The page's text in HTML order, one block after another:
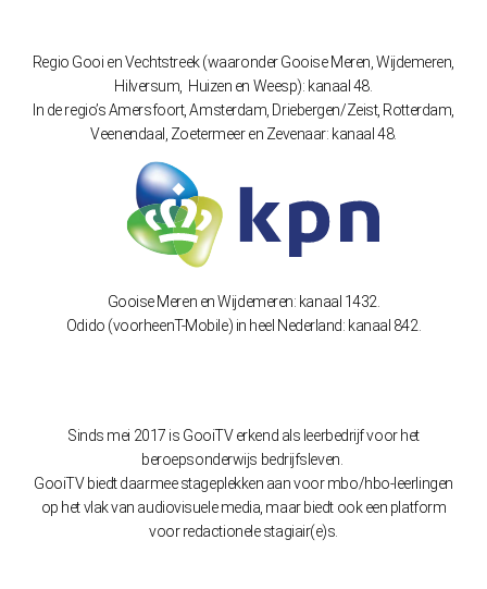
Regio Gooi en Vechtstreek (waaronder Gooise Meren, Wijdemeren,
Hilversum, Huizen en Weesp): kanaal 48.
In de regio’s Amersfoort, Amsterdam, Driebergen/Zeist, Rotterdam,
Veenendaal, Zoetermeer en Zevenaar: kanaal 48.
Gooise Meren en Wijdemeren: kanaal 1432.
Odido (voorheenT-Mobile) in heel Nederland: kanaal 842.
Sinds mei 2017 is GooiTV erkend als leerbedrijf voor het
beroepsonderwijs bedrijfsleven.
GooiTV biedt daarmee stageplekken aan voor mbo/hbo-leerlingen
op het vlak van audiovisuele media, maar biedt ook een platform
voor redactionele stagiair(e)s.